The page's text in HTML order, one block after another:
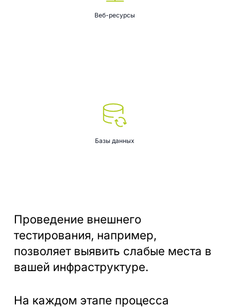
Веб-ресурсы
Базы данных
Проведение внешнего
тестирования, например,
позволяет выявить слабые места в
вашей инфраструктуре.
На каждом этапе процесса